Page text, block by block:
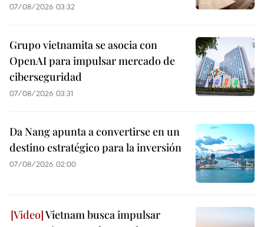
07/08/2026 03:32
Grupo vietnamita se asocia con
OpenAI para impulsar mercado de
ciberseguridad
07/08/2026 03:31
Da Nang apunta a convertirse en un
destino estratégico para la inversión
07/08/2026 02:00
Vietnam busca impulsar